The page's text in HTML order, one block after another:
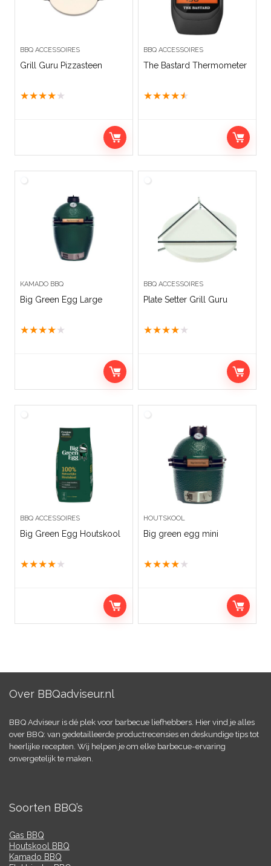
BBQ ACCESSOIRES
Grill Guru Pizzasteen
★★★★ ★
BBQ ACCESSOIRES
The Bastard Thermometer
★★★★★
KAMADO BBQ
Big Green Egg Large
★★★★ ★
BBQ ACCESSOIRES
Plate Setter Grill Guru
★★★★ ★
BBQ ACCESSOIRES
Big Green Egg Houtskool
★★★★ ★
HOUTSKOOL
Big green egg mini
★★★★ ★
Over BBQadviseur.nl
BBQ Adviseur is dé plek voor barbecue liefhebbers. Hier vind je alles
over BBQ: van gedetailleerde productrecensies en deskundige tips tot
heerlijke recepten. Wij helpen je om elke barbecue-ervaring
onvergetelijk te maken.
Soorten BBQ’s
Gas BBQ
Houtskool BBQ
Kamado BBQ